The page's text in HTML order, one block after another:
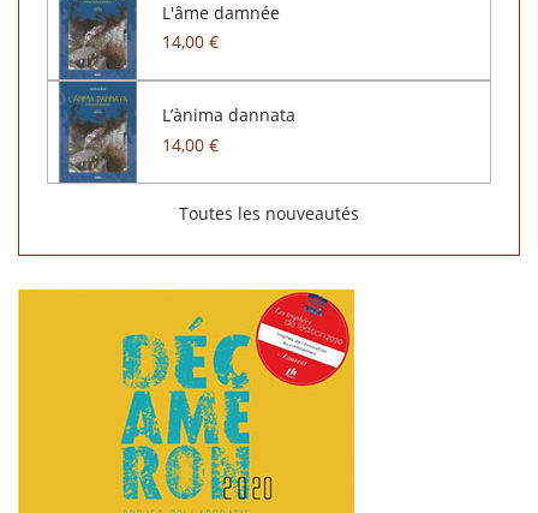
L'âme damnée
14,00 €
L’ànima dannata
14,00 €
Toutes les nouveautés